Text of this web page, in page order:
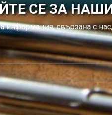
СЕ ЗА
информация, свързана с